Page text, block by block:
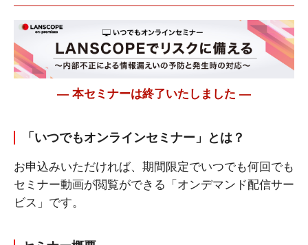
― 本セミナーは終了いたしました ―
「いつでもオンラインセミナー」とは？
お申込みいただければ、期間限定でいつでも何回でも
セミナー動画が閲覧ができる「オンデマンド配信サー
ビス」です。